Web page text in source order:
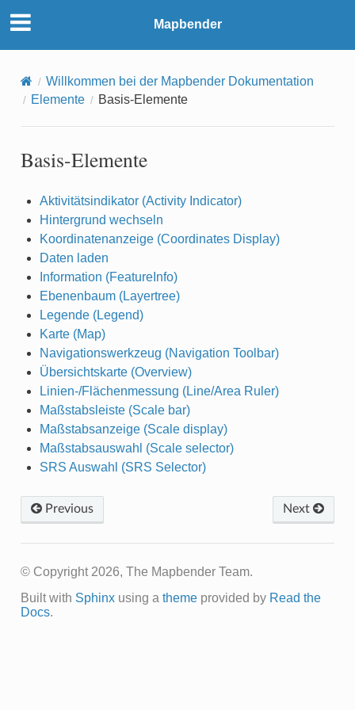
Mapbender
Willkommen bei der Mapbender Dokumentation
Elemente
Basis-Elemente
Basis-Elemente
Aktivitätsindikator (Activity Indicator)
Hintergrund wechseln
Koordinatenanzeige (Coordinates Display)
Daten laden
Information (FeatureInfo)
Ebenenbaum (Layertree)
Legende (Legend)
Karte (Map)
Navigationswerkzeug (Navigation Toolbar)
Übersichtskarte (Overview)
Linien-/Flächenmessung (Line/Area Ruler)
Maßstabsleiste (Scale bar)
Maßstabsanzeige (Scale display)
Maßstabsauswahl (Scale selector)
SRS Auswahl (SRS Selector)
Previous Next
© Copyright 2026, The Mapbender Team.
Built with Sphinxusing a themeprovided by Read the
Docs.